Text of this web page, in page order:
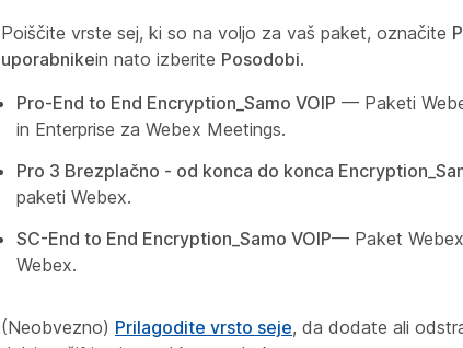
Poiščite vrste sej, ki so na voljo za vaš paket, označite
uporabnikein nato izberite Posodobi.
Pro-End to End Encryption_Samo VOIP — Paketi
in Enterprise za Webex Meetings.
Pro 3 Brezplačno - od konca do konca
paketi Webex.
SC-End to End Encryption_Samo VOIP— Paket
Webex.
(Neobvezno) Prilagodite vrsto seje, da dodate ali